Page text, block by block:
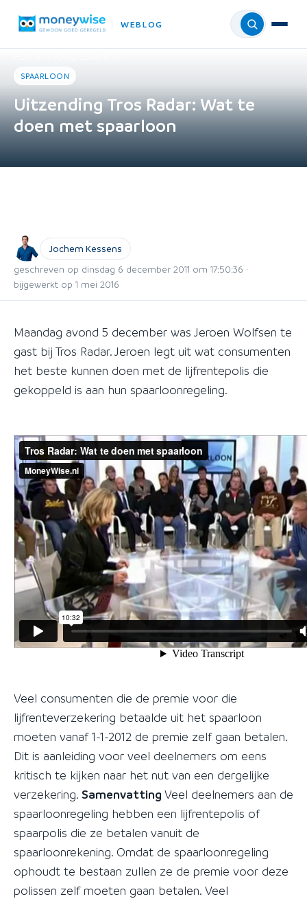
WEBLOG Menu
SPAARLOON
Uitzending Tros Radar: Wat te
doen met spaarloon
Jochem Kessens
geschreven op dinsdag 6 december 2011 om 17:50:36 ·
bijgewerkt op 1 mei 2016
Maandag avond 5 december was Jeroen Wolfsen te
gast bij Tros Radar. Jeroen legt uit wat consumenten
het beste kunnen doen met de lijfrentepolis die
gekoppeld is aan hun spaarloonregeling.
Veel consumenten die de premie voor die
lijfrenteverzekering betaalde uit het spaarloon
moeten vanaf 1-1-2012 de premie zelf gaan betalen.
Dit is aanleiding voor veel deelnemers om eens
kritisch te kijken naar het nut van een dergelijke
verzekering. Samenvatting Veel deelnemers aan de
spaarloonregeling hebben een lijfrentepolis of
spaarpolis die ze betalen vanuit de
spaarloonrekening. Omdat de spaarloonregeling
ophoudt te bestaan zullen ze de premie voor deze
polissen zelf moeten gaan betalen. Veel